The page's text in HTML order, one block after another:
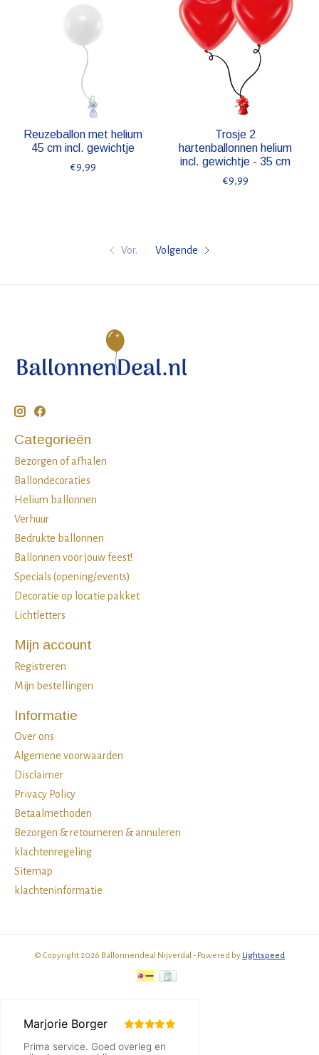
Reuzeballon met helium
45 cm incl. gewichtje
€9,99
Trosje 2
hartenballonnen helium
incl. gewichtje - 35 cm
€9,99
Vor. Volgende
Categorieën
Bezorgen of afhalen
Ballondecoraties
Helium ballonnen
Verhuur
Bedrukte ballonnen
Ballonnen voor jouw feest!
Specials (opening/events)
Decoratie op locatie pakket
Lichtletters
Mijn account
Registreren
Mijn bestellingen
Informatie
Over ons
Algemene voorwaarden
Disclaimer
Privacy Policy
Betaalmethoden
Bezorgen & retourneren & annuleren
klachtenregeling
Sitemap
klachteninformatie
© Copyright 2026 Ballonnendeal Nijverdal - Powered by Lightspeed